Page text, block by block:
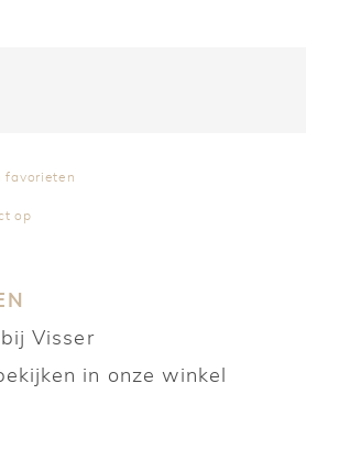
favorieten
op
Visser
in onze winkel